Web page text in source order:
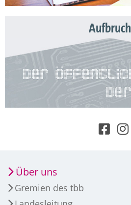
Aufbruch
Über uns
Gremien des tbb